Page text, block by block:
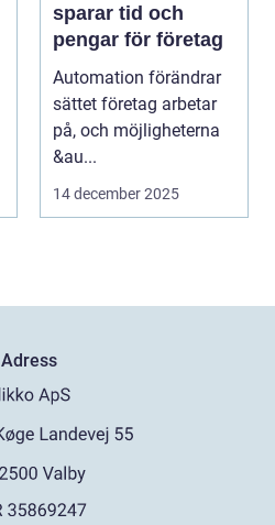
sparar tid och
pengar för företag
Automation förändrar
sättet företag arbetar
på, och möjligheterna
&au...
14 december 2025
Adress